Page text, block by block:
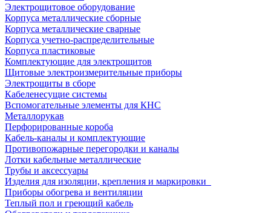
Электрощитовое оборудование
Корпуса металлические сборные
Корпуса металлические сварные
Корпуса учетно-распределительные
Корпуса пластиковые
Комплектующие для электрощитов
Щитовые электроизмерительные приборы
Электрощиты в сборе
Кабеленесущие системы
Вспомогательные элементы для КНС
Металлорукав
Перфорированные короба
Кабель-каналы и комплектующие
Противопожарные перегородки и каналы
Лотки кабельные металлические
Трубы и аксессуары
Изделия для изоляции, крепления и маркировки
Приборы обогрева и вентиляции
Теплый пол и греющий кабель